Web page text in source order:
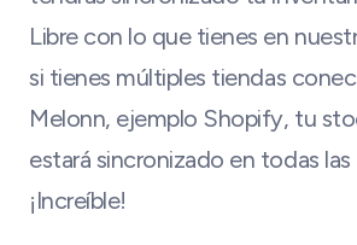
Libre con lo que tienes en
si tienes múltiples tiendas
Melonn, ejemplo Shopify, tu
estará sincronizado en todas
¡Increíble!